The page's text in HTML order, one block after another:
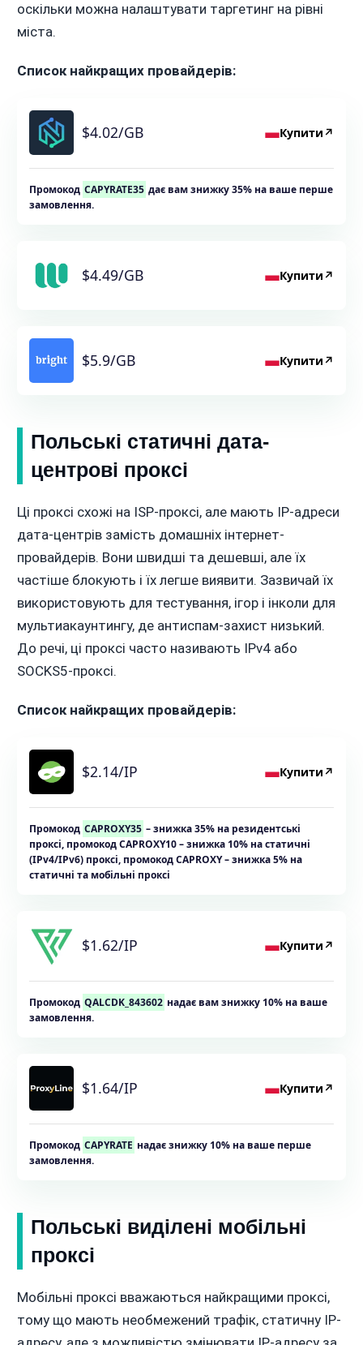
оскільки можна налаштувати таргетинг на рівні
міста.
Список найкращих провайдерів:
$4.02/GB Купити ↗
Промокод CAPYRATE35 дає вам знижку 35% на ваше перше
замовлення.
$4.49/GB Купити ↗
$5.9/GB Купити ↗
Польські статичні дата-
центрові проксі
Ці проксі схожі на ISP-проксі, але мають IP-адреси
дата-центрів замість домашніх інтернет-
провайдерів. Вони швидші та дешевші, але їх
частіше блокують і їх легше виявити. Зазвичай їх
використовують для тестування, ігор і інколи для
мультиакаунтингу, де антиспам-захист низький.
До речі, ці проксі часто називають IPv4 або
SOCKS5-проксі.
Список найкращих провайдерів:
$2.14/IP Купити ↗
Промокод CAPROXY35 – знижка 35% на резидентські
проксі, промокод CAPROXY10 – знижка 10% на статичні
(IPv4/IPv6) проксі, промокод CAPROXY – знижка 5% на
статичні та мобільні проксі
$1.62/IP Купити ↗
Промокод QALCDK_843602 надає вам знижку 10% на ваше
замовлення.
$1.64/IP Купити ↗
Промокод CAPYRATE надає знижку 10% на ваше перше
замовлення.
Польські виділені мобільні
проксі
Мобільні проксі вважаються найкращими проксі,
тому що мають необмежений трафік, статичну IP-